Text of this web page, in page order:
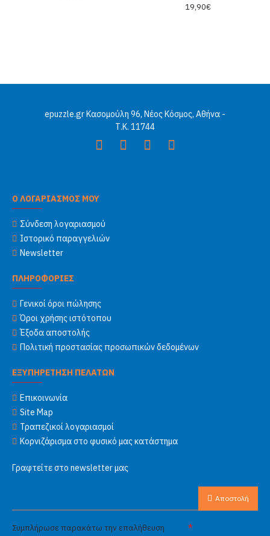
19,90€
epuzzle.gr Κασομούλη 96, Νέος Κόσμος, Αθήνα -
Τ.Κ. 11744
Ο ΛΟΓΑΡΙΑΣΜΟΣ ΜΟΥ
Σύνδεση λογαριασμού
Ιστορικό παραγγελιών
Newsletter
ΠΛΗΡΟΦΟΡΙΕΣ
Γενικοί όροι πώλησης
Όροι χρήσης ιστότοπου
Έξοδα αποστολής
Πολιτική προστασίας προσωπικών δεδομένων
ΕΞΥΠΗΡΕΤΗΣΗ ΠΕΛΑΤΩΝ
Επικοινωνία
Site Map
Τραπεζικοί λογαριασμοί
Κορνιζάρισμα στο φυσικό μας κατάστημα
Γραφτείτε στο newsletter μας
Αποστολή
Συμπλήρωσε παρακάτω την επαλήθευση